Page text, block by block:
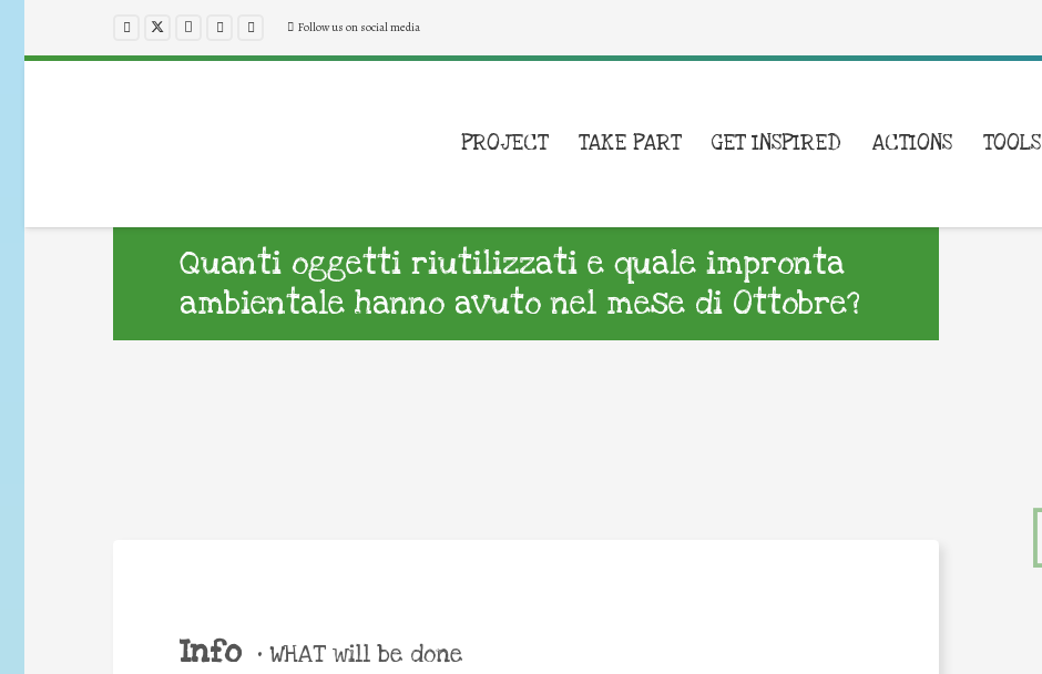
Follow us on social media
PROJECT TAKE PART GET INSPIRED ACTIONS TOOLS
Quanti oggetti riutilizzati e quale impronta
ambientale hanno avuto nel mese di Ottobre?
Info • WHAT will be done